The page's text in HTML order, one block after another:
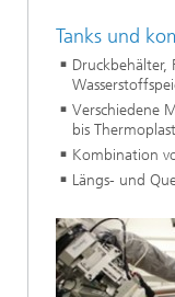
Tanks und
Druckbehälter,
Verschiedene
bis Thermoplast
Kombination
Längs- und